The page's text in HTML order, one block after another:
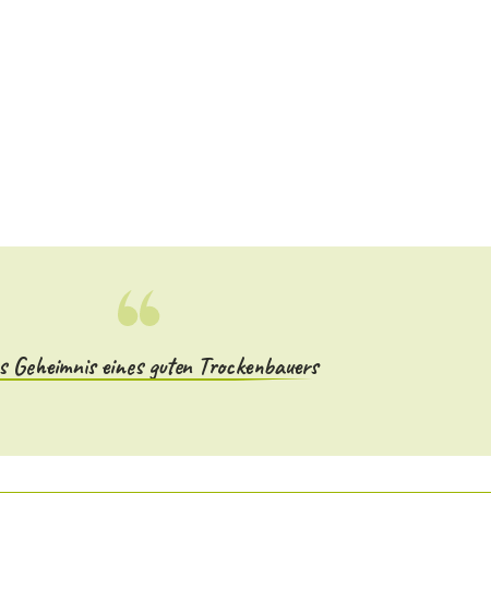
Geheimnis eines guten Trockenbauers